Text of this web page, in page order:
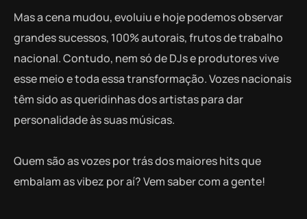
Mas a cena mudou, evoluiu e hoje podemos observar
grandes sucessos, 100% autorais, frutos de trabalho
nacional. Contudo, nem só de DJs e produtores vive
esse meio e toda essa transformação. Vozes nacionais
têm sido as queridinhas dos artistas para dar
personalidade às suas músicas.
Quem são as vozes por trás dos maiores hits que
embalam as vibez por aí? Vem saber com a gente!